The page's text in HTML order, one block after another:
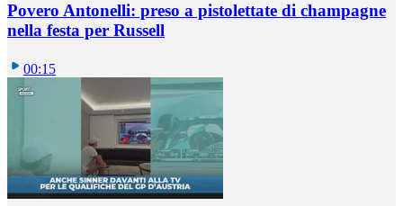
Povero Antonelli: preso a pistolettate di champagne
nella festa per Russell
00:15